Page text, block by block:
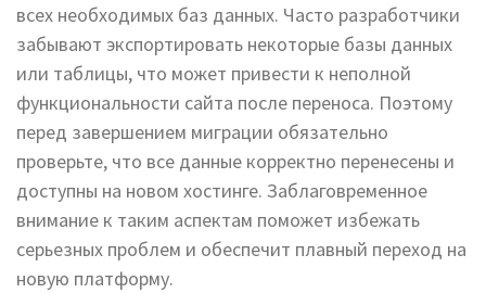
всех необходимых баз данных. Часто разработчики
забывают экспортировать некоторые базы данных
или таблицы, что может привести к неполной
функциональности сайта после переноса. Поэтому
перед завершением миграции обязательно
проверьте, что все данные корректно перенесены и
доступны на новом хостинге. Заблаговременное
внимание к таким аспектам поможет избежать
серьезных проблем и обеспечит плавный переход на
новую платформу.